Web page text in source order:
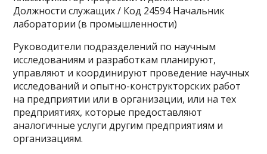
Должности служащих / Код 24594 Начальник
лаборатории (в промышленности)
Руководители подразделений по научным
исследованиям и разработкам планируют,
управляют и координируют проведение научных
исследований и опытно-конструкторских работ
на предприятии или в организации, или на тех
предприятиях, которые предоставляют
аналогичные услуги другим предприятиям и
организациям.